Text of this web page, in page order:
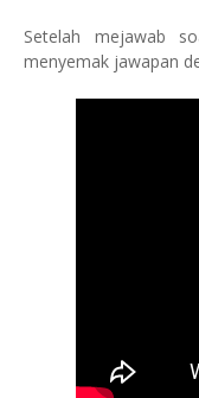
Setelah mejawab
menyemak jawapan